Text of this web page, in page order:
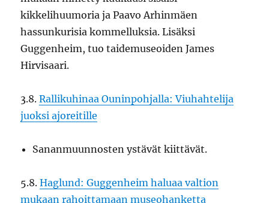
kikkelihuumoria ja Paavo Arhinmäen
hassunkurisia kommelluksia. Lisäksi
Guggenheim, tuo taidemuseoiden James
Hirvisaari.
3.8.Rallikuhinaa Ouninpohjalla: Viuhahtelija
juoksi ajoreitille
Sananmuunnosten ystävät kiittävät.
5.8.Haglund: Guggenheim haluaa valtion
mukaan rahoittamaan museohanketta